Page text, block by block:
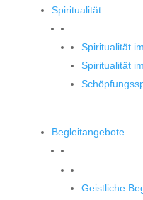
Spiritualität
Spiritualität
Spiritualität
Begleitangebote
Geistliche